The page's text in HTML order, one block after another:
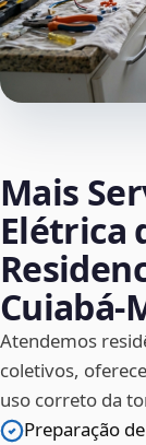
Mais
Elétrica
Atendemos
coletivos,
uso correto da
Preparação